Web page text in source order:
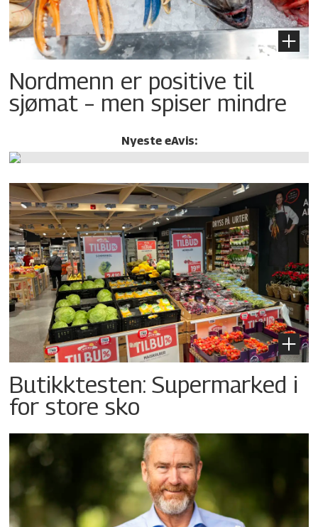
Nordmenn er positive til
sjømat – men spiser mindre
Nyeste eAvis:
Butikktesten: Supermarked i
for store sko